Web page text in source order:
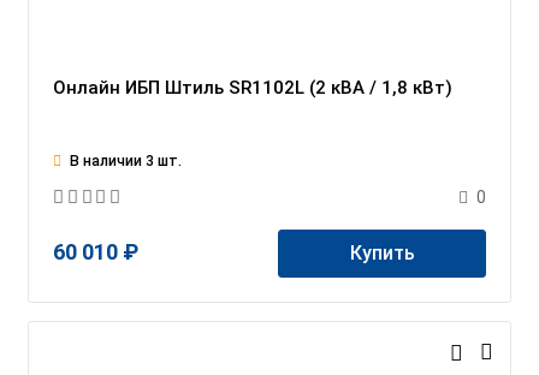
Онлайн ИБП Штиль SR1102L (2 кВА / 1,8 кВт)
В наличии 3 шт.
0
60 010 ₽ Купить